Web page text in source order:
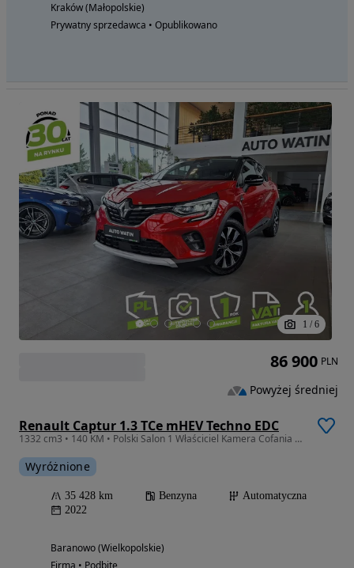
Kraków (Małopolskie)
Prywatny sprzedawca • Opublikowano
1 / 6
Renault Captur 1.3 TCe mHEV Techno EDC
1332 cm3 • 140 KM • Polski Salon 1 Właściciel Kamera Cofania Serwisowany w ASO Fv23%
Wyróżnione
35 428 km Benzyna
Automatyczna
2022
Baranowo (Wielkopolskie)
Firma • Podbite
86 900 PLN
Powyżej średniej